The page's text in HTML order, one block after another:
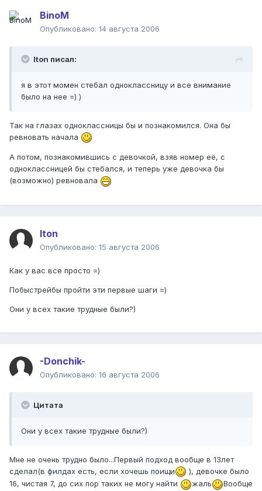
BinoM
Опубликовано: 14 августа 2006
Iton писал:
я в этот момен стебал одноклассницу и все внимание
было на нее =) )
Так на глазах одноклассницы бы и познакомился. Она бы
ревновать начала
А потом, познакомившись с девочкой, взяв номер её, с
одноклассницей бы стебался, и теперь уже девочка бы
(возможно) ревновала
Iton
Опубликовано: 15 августа 2006
Как у вас все просто =)
Побыстрейбы пройти эти первые шаги =)
Они у всех такие трудные были?)
-Donchik-
Опубликовано: 16 августа 2006
Цитата
Они у всех такие трудные были?)
Мне не очень трудно было...Первый подход вообще в 13лет
сделал(в филдах есть, если хочешь поищи
), девочке было
16, чистая 7, до сих пор таких не могу найти
жаль Вообще